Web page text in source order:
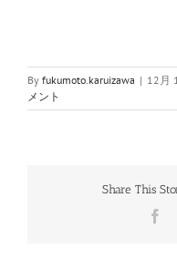
By fukumoto.karuizawa | 12月
メント
Share This